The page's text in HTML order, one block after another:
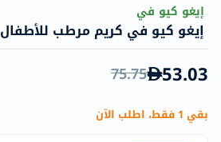
إيغو كيو في
إيغو كيو في كريم مرطب للأطفال 100 جرام
53.03
75.75
بقي 1 فقط، اطلب الآن